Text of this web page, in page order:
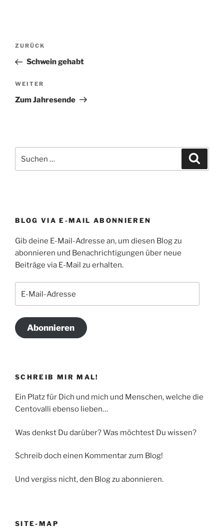
Beitragsnavigation
Vorheriger
Beitrag
ZURÜCK
Schwein gehabt
Nächster
Beitrag
WEITER
Zum Jahresende
nach:
BLOG VIA E-MAIL ABONNIEREN
Gib deine E-Mail-Adresse an, um diesen Blog zu
abonnieren und Benachrichtigungen über neue
Beiträge via E-Mail zu erhalten.
Mail-
Abonnieren
SCHREIB MIR MAL!
Ein Platz für Dich und mich und Menschen, welche die
Centovalli ebenso lieben…
Was denkst Du darüber? Was möchtest Du wissen?
Schreib doch einen Kommentar zum Blog!
Und vergiss nicht, den Blog zu abonnieren.
SITE-MAP